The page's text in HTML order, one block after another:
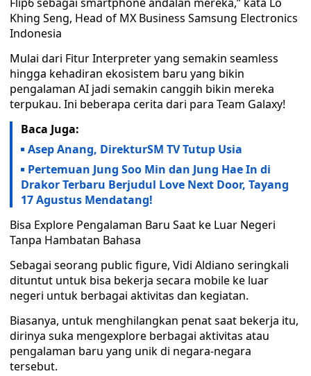
Khing Seng, Head of MX Business Samsung Electronics
Indonesia
Mulai dari Fitur Interpreter yang semakin seamless
hingga kehadiran ekosistem baru yang bikin
pengalaman AI jadi semakin canggih bikin mereka
terpukau. Ini beberapa cerita dari para Team Galaxy!
Baca Juga:
Asep Anang, DirekturSM TV Tutup Usia
Pertemuan Jung Soo Min dan Jung Hae In di
Drakor Terbaru Berjudul Love Next Door, Tayang
17 Agustus Mendatang!
Bisa Explore Pengalaman Baru Saat ke Luar Negeri
Tanpa Hambatan Bahasa
Sebagai seorang public figure, Vidi Aldiano seringkali
dituntut untuk bisa bekerja secara mobile ke luar
negeri untuk berbagai aktivitas dan kegiatan.
Biasanya, untuk menghilangkan penat saat bekerja itu,
dirinya suka mengexplore berbagai aktivitas atau
pengalaman baru yang unik di negara-negara
tersebut.